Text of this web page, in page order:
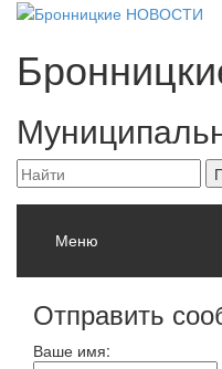
Меню
Отправить
Ваше имя: